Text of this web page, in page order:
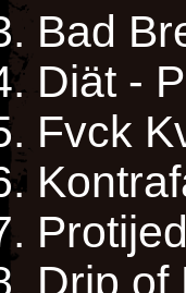
Bad
Diät -
Fvck
Drip of